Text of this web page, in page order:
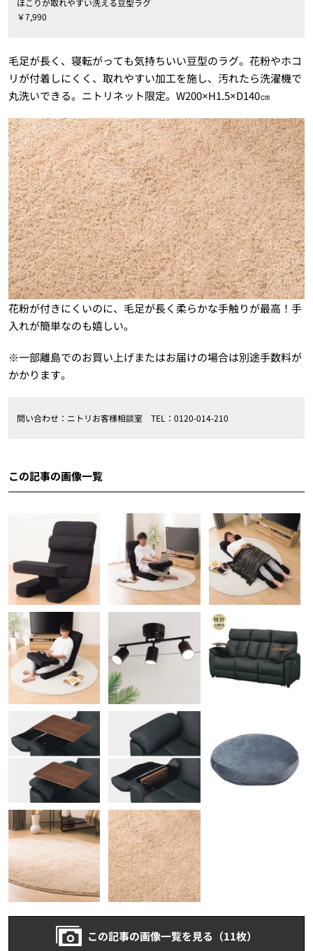
￥7,990
毛足が長く、寝転がっても気持ちいい豆型のラグ。花粉やホコ
リが付着しにくく、取れやすい加工を施し、汚れたら洗濯機で
丸洗いできる。ニトリネット限定。W200×H1.5×D140㎝
花粉が付きにくいのに、毛足が長く柔らかな手触りが最高！手
入れが簡単なのも嬉しい。
※一部離島でのお買い上げまたはお届けの場合は別途手数料が
かかります。
問い合わせ：ニトリお客様相談室 TEL：0120-014-210
この記事の画像一覧
この記事の画像一覧を見る（11枚）